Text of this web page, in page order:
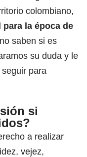
colombiano,
la época de
saben si es
su duda y le
para
si
a realizar
, vejez,